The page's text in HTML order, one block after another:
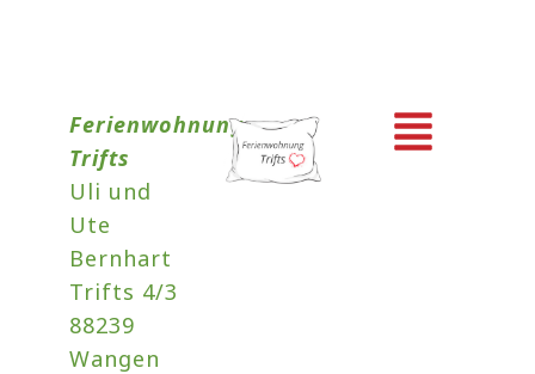
Ferienwohnung
Trifts
Uli und
Ute
Bernhart
Trifts 4/3
88239
Wangen
Menü